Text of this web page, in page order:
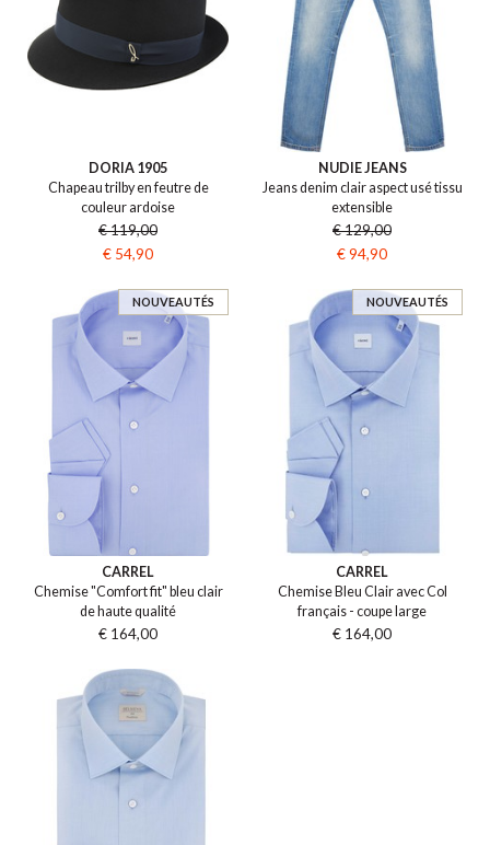
DORIA 1905
Chapeau trilby en feutre de
couleur ardoise
€ 119,00
€ 54,90
NUDIE JEANS
Jeans denim clair aspect usé tissu
extensible
€ 129,00
€ 94,90
NOUVEAUTÉS
CARREL
Chemise "Comfort fit" bleu clair
de haute qualité
€ 164,00
NOUVEAUTÉS
CARREL
Chemise Bleu Clair avec Col
français - coupe large
€ 164,00